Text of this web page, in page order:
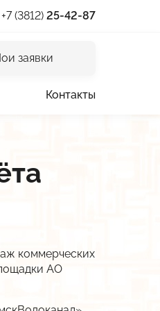
+7 (3812) 25-42-87
заявки
Контакты
коммерческих
АО